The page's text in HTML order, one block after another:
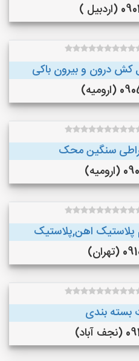
)
درون و بیرون باکی
سنگین محک
اهن,پلاستیک
بسته بندی